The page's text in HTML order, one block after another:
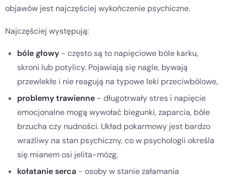
objawów jest najczęściej wykończenie psychiczne.
Najczęściej występują:
bóle głowy - często są to napięciowe bóle karku,
skroni lub potylicy. Pojawiają się nagle, bywają
przewlekłe i nie reagują na typowe leki przeciwbólowe,
problemy trawienne - długotrwały stres i napięcie
emocjonalne mogą wywołać biegunki, zaparcia, bóle
brzucha czy nudności. Układ pokarmowy jest bardzo
wrażliwy na stan psychiczny, co w psychologii określa
się mianem osi jelita-mózg,
kołatanie serca - osoby w stanie załamania